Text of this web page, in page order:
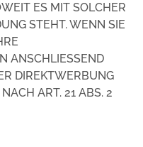
ES MIT SOLCHER
STEHT. WENN SIE
ANSCHLIESSEND
DIREKTWERBUNG
ART. 21 ABS. 2